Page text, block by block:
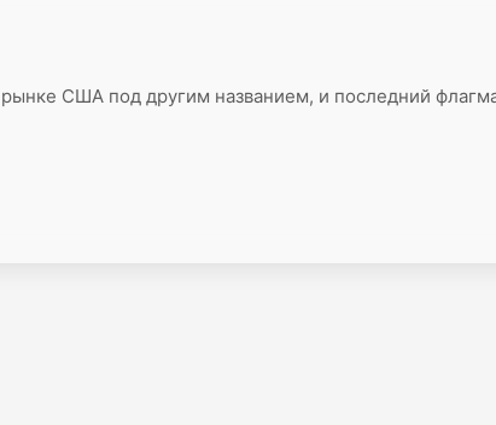
США под другим названием, и последний